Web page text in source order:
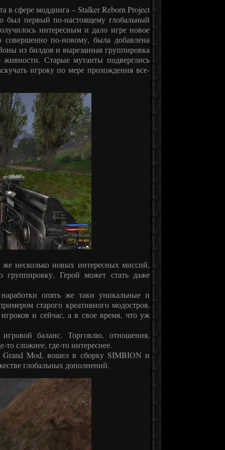
в сфере моддинга – Stalker Reborn Project
был первый по-настоящему глобальный
интересным и дало игре новое
по-новому, была добавлена
из билдов и вырезанная группировка
Старые мутанты подверглись
игроку по мере прохождения все-
же несколько новых интересных миссий,
Герой может стать даже
опять же таки уникальные и
старого креативного модостроя.
и сейчас, а в свое время, что уж
баланс. Торговлю, отношения,
сложнее, где-то интереснее.
Grand Mod, вошел в сборку SIMBION и
глобальных дополнений.